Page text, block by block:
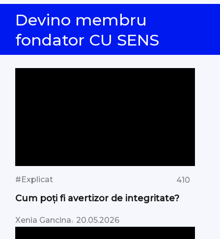
Devino membru
fondator CU SENS
#Explicat 410
Cum poți fi avertizor de integritate?
Xenia Gancina, 20.05.2026